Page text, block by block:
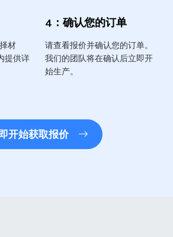
材
提供详
4：确认您的订单
请查看报价并确认您的订单。
我们的团队将在确认后立即开
始生产。
开始获取报价